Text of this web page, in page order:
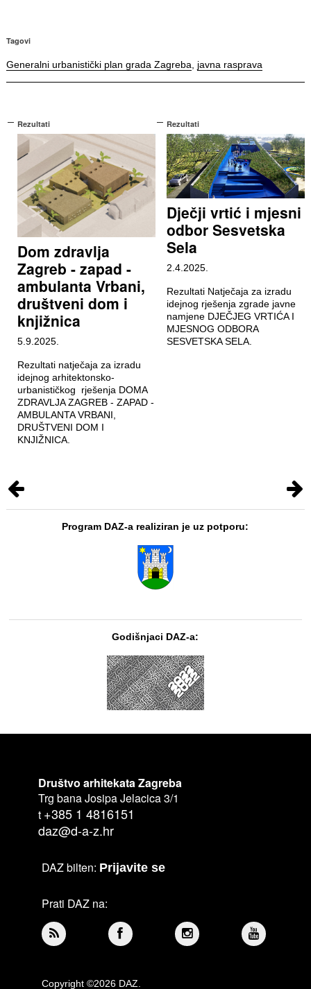
Tagovi
Generalni urbanistički plan grada Zagreba javna rasprava
Rezultati
Dom zdravlja
Zagreb - zapad -
ambulanta Vrbani,
društveni dom i
knjižnica
5.9.2025.
Rezultati natječaja za izradu
idejnog arhitektonsko-
urbanističkog rješenja DOMA
ZDRAVLJA ZAGREB - ZAPAD -
AMBULANTA VRBANI,
DRUŠTVENI DOM I
KNJIŽNICA.
Rezultati
Dječji vrtić i mjesni
odbor Sesvetska
Sela
2.4.2025.
Rezultati Natječaja za izradu
idejnog rješenja zgrade javne
namjene DJEČJEG VRTIĆA I
MJESNOG ODBORA
SESVETSKA SELA.
Program DAZ-a realiziran je uz potporu:
Godišnjaci DAZ-a:
Društvo arhitekata Zagreba
Trg bana Josipa Jelacica 3/1
t +385 1 4816151
daz@d-a-z.hr
DAZ bilten: Prijavite se
Prati DAZ na:
Copyright ©2026 DAZ.